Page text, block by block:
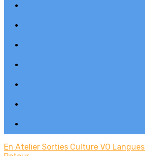
En Atelier Sorties Culture VO Langues